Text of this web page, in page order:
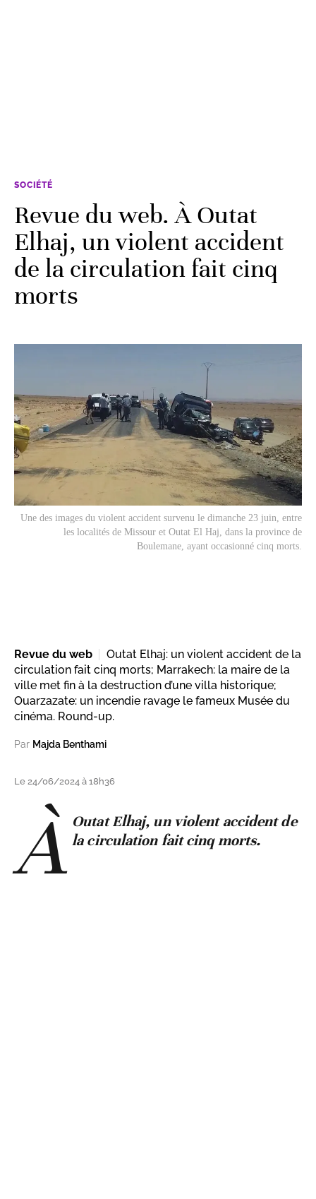
SOCIÉTÉ
Revue du web. À Outat
Elhaj, un violent accident
de la circulation fait cinq
morts
Une des images du violent accident survenu le dimanche 23 juin, entre
les localités de Missour et Outat El Haj, dans la province de
Boulemane, ayant occasionné cinq morts.
Revue du web
Outat Elhaj: un violent accident de la
circulation fait cinq morts; Marrakech: la maire de la
ville met fin à la destruction d’une villa historique;
Ouarzazate: un incendie ravage le fameux Musée du
cinéma. Round-up.
Par Majda Benthami
Le 24/06/2024 à 18h36
À Outat Elhaj, un violent accident de
la circulation fait cinq morts.